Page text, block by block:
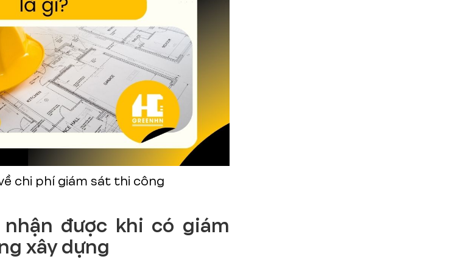
chi phí giám sát thi công
được khi có giám
xây dựng